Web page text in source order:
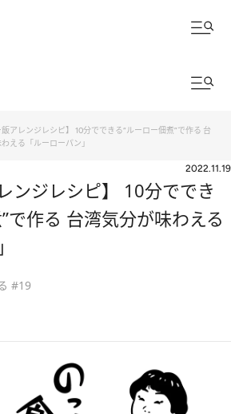
飯アレンジレシピ】 10分でできる“ルーロー佃煮”で作る 台
える「ルーローパン」
2022.11.19
ンジレシピ】 10分ででき
で作る 台湾気分が味わえる
#19